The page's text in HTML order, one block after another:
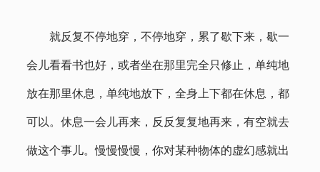
就反复不停地穿，不停地穿，累了歇下来，歇一
会儿看看书也好，或者坐在那里完全只修止，单纯地
放在那里休息，单纯地放下，全身上下都在休息，都
可以。休息一会儿再来，反反复复地再来，有空就去
做这个事儿。慢慢慢慢，你对某种物体的虚幻感就出